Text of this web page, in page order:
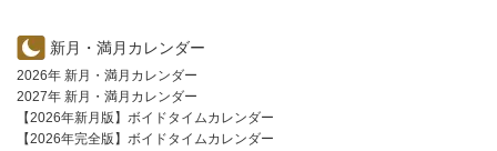
新月・満月カレンダー
2026年 新月・満月カレンダー
2027年 新月・満月カレンダー
【2026年新月版】ボイドタイムカレンダー
【2026年完全版】ボイドタイムカレンダー